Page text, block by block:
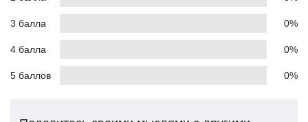
3 балла 0%
4 балла 0%
5 баллов 0%